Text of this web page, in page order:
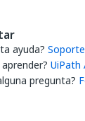
ayuda? Soporte
UiPath
pregunta?